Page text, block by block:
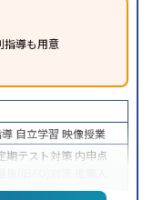
指導も用意
自立学習 映像授業
期テスト対策 内申点
抜(旧AO)対策